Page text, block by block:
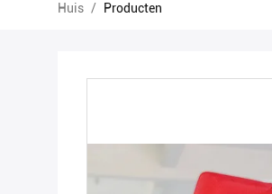
Huis / Producten